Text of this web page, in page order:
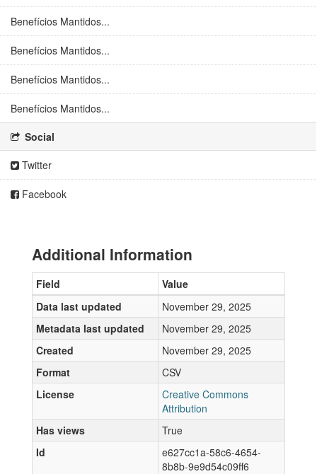
Benefícios Mantidos...
Benefícios Mantidos...
Benefícios Mantidos...
Benefícios Mantidos...
Social
Twitter
Facebook
Additional Information
Field
Value
Data last updated
November 29, 2025
Metadata last updated
November 29, 2025
Created
November 29, 2025
Format
CSV
License
Creative Commons
Attribution
Has views
True
Id
e627cc1a-58c6-4654-
8b8b-9e9d54c09ff6